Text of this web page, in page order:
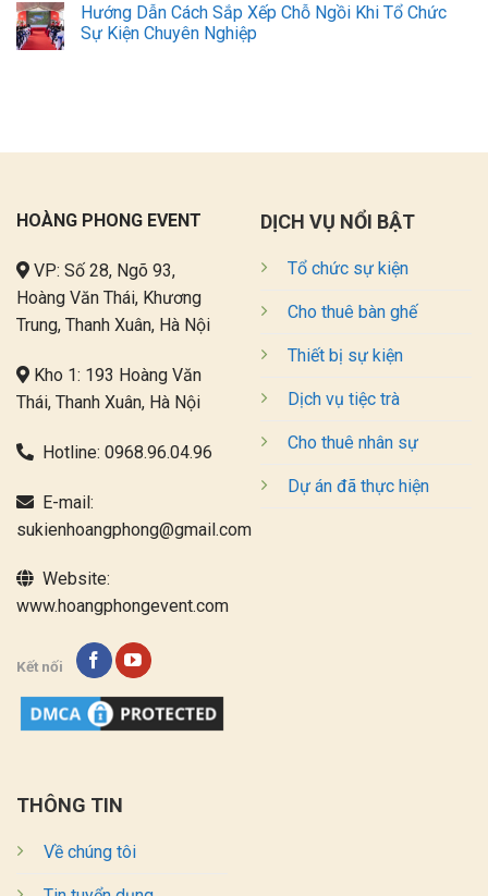
Hướng Dẫn Cách Sắp Xếp Chỗ Ngồi Khi Tổ Chức
Sự Kiện Chuyên Nghiệp
HOÀNG PHONG EVENT
VP: Số 28, Ngõ 93,
Hoàng Văn Thái, Khương
Trung, Thanh Xuân, Hà Nội
Kho 1: 193 Hoàng Văn
Thái, Thanh Xuân, Hà Nội
Hotline: 0968.96.04.96
E-mail:
sukienhoangphong@gmail.com
Website:
www.hoangphongevent.com
Kết nối
DỊCH VỤ NỔI BẬT
Tổ chức sự kiện
Cho thuê bàn ghế
Thiết bị sự kiện
Dịch vụ tiệc trà
Cho thuê nhân sự
Dự án đã thực hiện
THÔNG TIN
Về chúng tôi